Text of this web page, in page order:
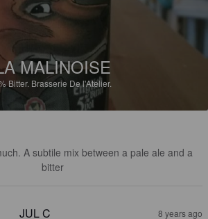
MALINOISE
Bitter. Brasserie De l'Atelier.
A subtile mix between a pale ale and a
bitter
JUL C 8 years ago